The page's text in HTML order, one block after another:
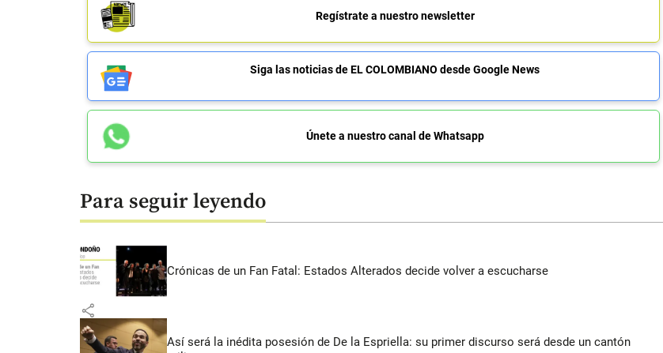
Regístrate a nuestro newsletter
Siga las noticias de EL COLOMBIANO desde Google News
Únete a nuestro canal de Whatsapp
Para seguir leyendo
Crónicas de un Fan Fatal: Estados Alterados decide volver a escucharse
share
Así será la inédita posesión de De la Espriella: su primer discurso será desde un cantón